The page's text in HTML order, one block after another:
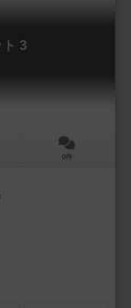
3
0件